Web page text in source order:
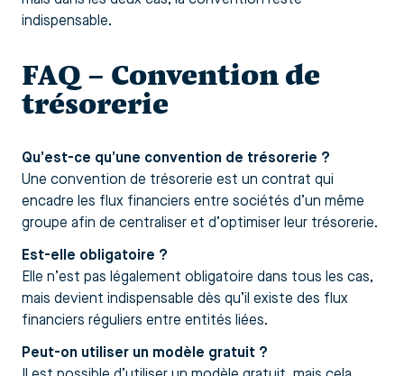
indispensable.
FAQ – Convention de
trésorerie
Qu’est-ce qu’une convention de trésorerie ?
Une convention de trésorerie est un contrat qui
encadre les flux financiers entre sociétés d’un même
groupe afin de centraliser et d’optimiser leur trésorerie.
Est-elle obligatoire ?
Elle n’est pas légalement obligatoire dans tous les cas,
mais devient indispensable dès qu’il existe des flux
financiers réguliers entre entités liées.
Peut-on utiliser un modèle gratuit ?